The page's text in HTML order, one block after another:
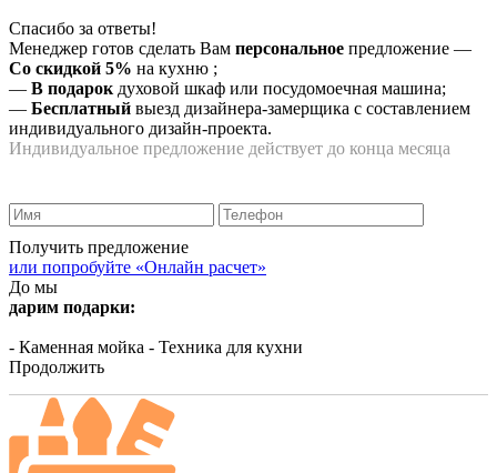
Спасибо за ответы!
Менеджер готов сделать Вам персональное предложение —
Со скидкой 5% на кухню ;
— В подарок духовой шкаф или посудомоечная машина;
— Бесплатный выезд дизайнера-замерщика с составлением
индивидуального дизайн-проекта.
Индивидуальное предложение действует до конца месяца
Получить предложение
или попробуйте «Онлайн расчет»
До мы
дарим подарки:
- Каменная мойка - Техника для кухни
Продолжить